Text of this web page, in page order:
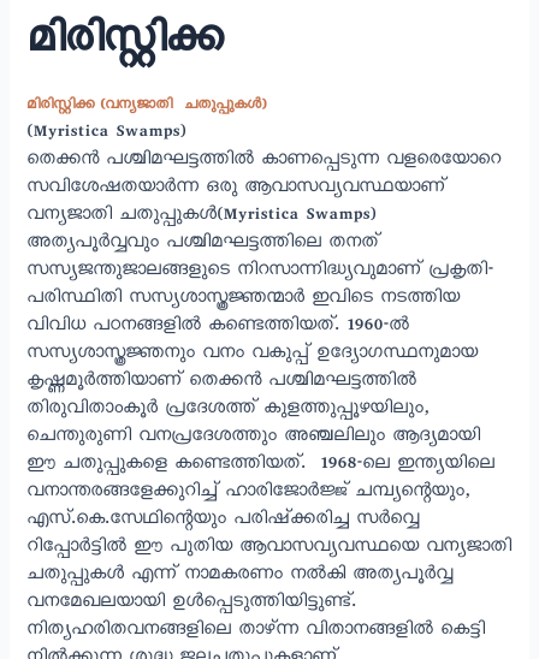
മിരിസ്റ്റിക്ക
മിരിസ്റ്റിക്ക (വന്യജാതി ചതുപ്പുകൾ)
(Myristica Swamps)
തെക്കൻ പശ്ചിമഘട്ടത്തിൽ കാണപ്പെടുന്ന വളരെയോറെ
സവിശേഷതയാർന്ന ഒരു ആവാസവ്യവസ്ഥയാണ്
വന്യജാതി ചതുപ്പുകൾ(Myristica Swamps)
അത്യപൂർവ്വവും പശ്ചിമഘട്ടത്തിലെ തനത്
സസ്യജന്തുജാലങ്ങളുടെ നിറസാന്നിദ്ധ്യവുമാണ് പ്രകൃതി-
പരിസ്ഥിതി സസ്യശാസ്ത്രജ്ഞന്മാർ ഇവിടെ നടത്തിയ
വിവിധ പഠനങ്ങളിൽ കണ്ടെത്തിയത്. 1960-ൽ
സസ്യശാസ്ത്രജ്ഞനും വനം വകുപ്പ് ഉദ്യോഗസ്ഥനുമായ
കൃഷ്ണമൂർത്തിയാണ് തെക്കൻ പശ്ചിമഘട്ടത്തിൽ
തിരുവിതാംകൂർ പ്രദേശത്ത് കുളത്തുപ്പൂഴയിലും,
ചെന്തുരുണി വനപ്രദേശത്തും അഞ്ചലിലും ആദ്യമായി
ഈ ചതുപ്പുകളെ കണ്ടെത്തിയത്. 1968-ലെ ഇന്ത്യയിലെ
വനാന്തരങ്ങളേക്കുറിച്ച് ഹാരിജോർജ്ജ് ചമ്പ്യന്റെയും,
എസ്.കെ.സേഥിന്റെയും പരിഷ്ക്കരിച്ച സർവ്വെ
റിപ്പോർട്ടിൽ ഈ പുതിയ ആവാസവ്യവസ്ഥയെ വന്യജാതി
ചതുപ്പുകൾ എന്ന് നാമകരണം നൽകി അത്യപൂർവ്വ
വനമേഖലയായി ഉൾപ്പെടുത്തിയിട്ടുണ്ട്.
നിത്യഹരിതവനങ്ങളിലെ താഴ്ന്ന വിതാനങ്ങളിൽ കെട്ടി